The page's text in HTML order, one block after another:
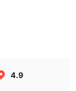
4.9